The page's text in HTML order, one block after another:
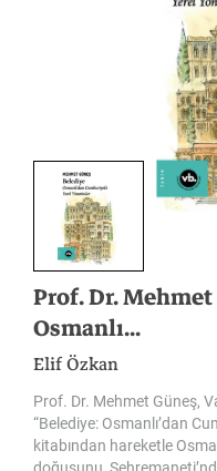
Prof. Dr.
Osmanlı...
Elif Özkan
Prof. Dr. Mehmet Güneş,
“Belediye: Osmanlı’dan
kitabından hareketle